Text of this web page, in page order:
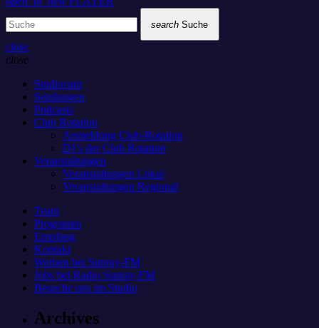
search Suche
close
close
Studiocam
Sendungen
Podcasts
Club Rotation
Anmeldung Club-Rotation
DJ’s der Club Rotation
Veranstaltungen
Veranstaltungen Lokal
Veranstaltungen Regional
Team
Programm
Empfang
Kontakt
Werben bei Sunray-FM
Jobs bei Radio Sunray-FM
Besuche uns im Studio
Archives